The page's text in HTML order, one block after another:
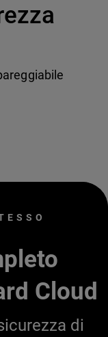
Cloud
di